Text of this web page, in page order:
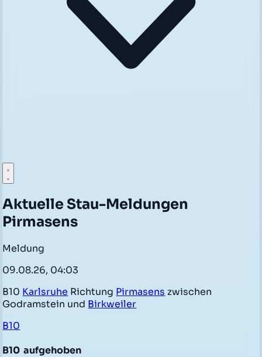
Aktuelle Stau-Meldungen
Pirmasens
Meldung
09.08.26, 04:03
B10 Karlsruhe Richtung Pirmasens zwischen
Godramstein und Birkweiler
B10
B10 aufgehoben